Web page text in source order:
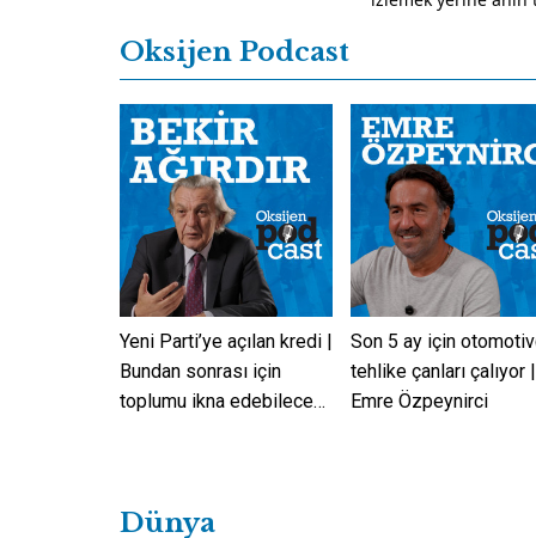
sahip olduğu K-
tepkilerle karşılandı
Oksijen Podcast
Yeni Parti’ye açılan kredi |
Bundan sonrası için
toplumu ikna edebilecek
Son 5 ay için
tehlike çanları çalıyor |
Emre Özpeynirci
Dünya